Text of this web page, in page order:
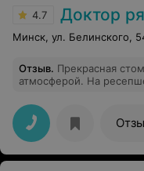
4.7 Доктор
Минск, ул. Белинского,
Отзыв. Прекрасная
атмосферой. На ресепшене встречают милые, добрые